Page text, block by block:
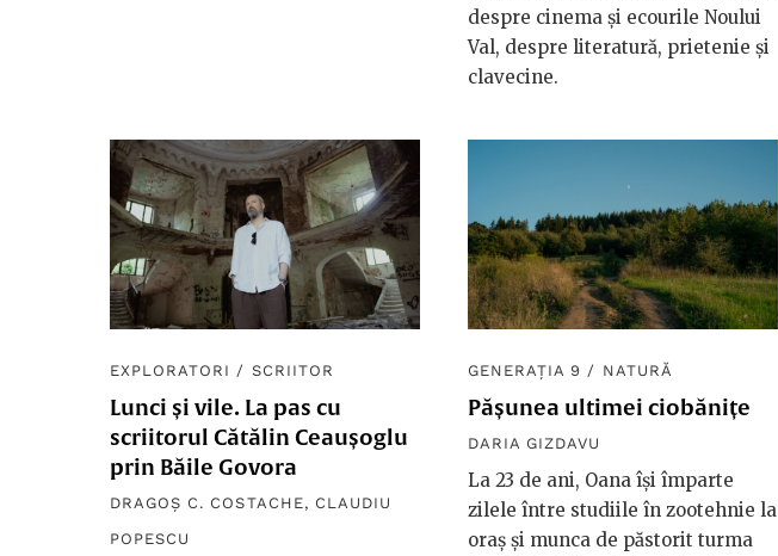
despre cinema și ecourile Noului
Val, despre literatură, prietenie și
clavecine.
EXPLORATORI / SCRIITOR
Lunci și vile. La pas cu
scriitorul Cătălin Ceaușoglu
prin Băile Govora
DRAGOȘ C. COSTACHE, CLAUDIU
POPESCU
GENERAȚIA 9 / NATURĂ
Pășunea ultimei ciobănițe
DARIA GIZDAVU
La 23 de ani, Oana își împarte
zilele între studiile în zootehnie la
oraș și munca de păstorit turma